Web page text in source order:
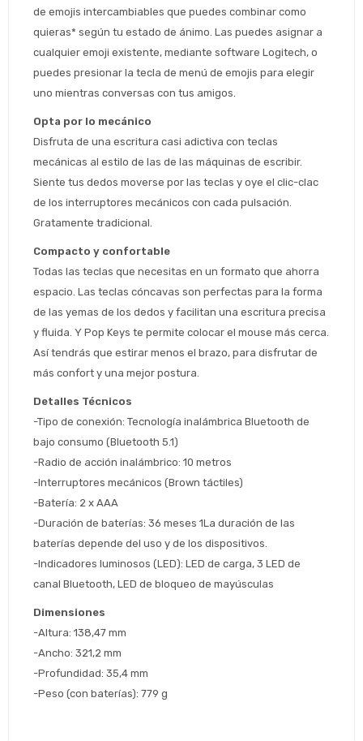
de emojis intercambiables que puedes combinar como
quieras* según tu estado de ánimo. Las puedes asignar a
cualquier emoji existente, mediante software Logitech, o
puedes presionar la tecla de menú de emojis para elegir
uno mientras conversas con tus amigos.
Opta por lo mecánico
Disfruta de una escritura casi adictiva con teclas
mecánicas al estilo de las de las máquinas de escribir.
Siente tus dedos moverse por las teclas y oye el clic-clac
de los interruptores mecánicos con cada pulsación.
Gratamente tradicional.
Compacto y confortable
Todas las teclas que necesitas en un formato que ahorra
espacio. Las teclas cóncavas son perfectas para la forma
de las yemas de los dedos y facilitan una escritura precisa
y fluida. Y Pop Keys te permite colocar el mouse más cerca.
Así tendrás que estirar menos el brazo, para disfrutar de
más confort y una mejor postura.
Detalles Técnicos
-Tipo de conexión: Tecnología inalámbrica Bluetooth de
bajo consumo (Bluetooth 5.1)
-Radio de acción inalámbrico: 10 metros
-Interruptores mecánicos (Brown táctiles)
-Batería: 2 x AAA
-Duración de baterías: 36 meses 1La duración de las
baterías depende del uso y de los dispositivos.
-Indicadores luminosos (LED): LED de carga, 3 LED de
canal Bluetooth, LED de bloqueo de mayúsculas
Dimensiones
-Altura: 138,47 mm
-Ancho: 321,2 mm
-Profundidad: 35,4 mm
-Peso (con baterías): 779 g
Comprá ahora y Pagá
Después, hasta en 12
cuotas y sin tocar tu
tarjeta de crédito
* sujeto aprobación crediticia
Cédula de identidad
Celular
Fecha de nacimiento
Día
Continuar
Volver al inicio
Estimado/a
Estás calificado para comprar usando Pago
Después.
para comprar en las cuotas
que prefieras!
Elegí tus productos preferidos
Ups!
el inconveniente, por cualquier duda
contactanos en
preguntas@pagodespues.com.uy
¡Algo salió mal!
Por favor intenta nuevamente mas tarde.